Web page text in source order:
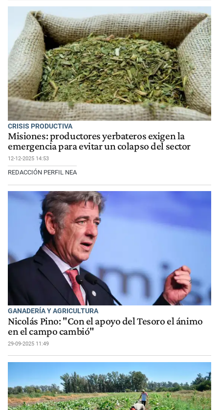
CRISIS PRODUCTIVA
Misiones: productores yerbateros exigen la
emergencia para evitar un colapso del sector
12-12-2025 14:53
REDACCIÓN PERFIL NEA
GANADERÍA Y AGRICULTURA
Nicolás Pino: "Con el apoyo del Tesoro el ánimo
en el campo cambió"
29-09-2025 11:49